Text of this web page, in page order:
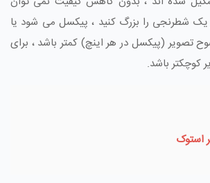
یک شطرنجی را بزرگ کنید ، پیکسل می شود یا
تصویر (پیکسل در هر اینچ) کمتر باشد ، برای
کوچکتر باشد.
استوک